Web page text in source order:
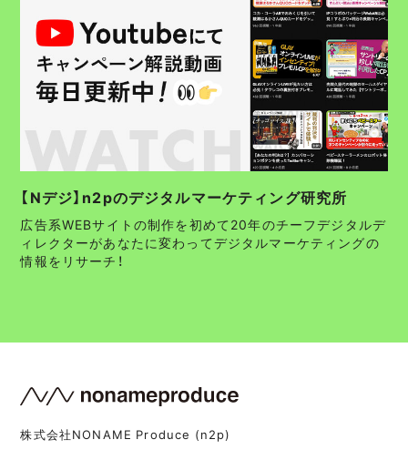
【Nデジ】n2pのデジタルマーケティング研究所
広告系WEBサイトの制作を初めて20年のチーフデジタルデ
ィレクターがあなたに変わってデジタルマーケティングの
情報をリサーチ！
株式会社NONAME Produce (n2p)